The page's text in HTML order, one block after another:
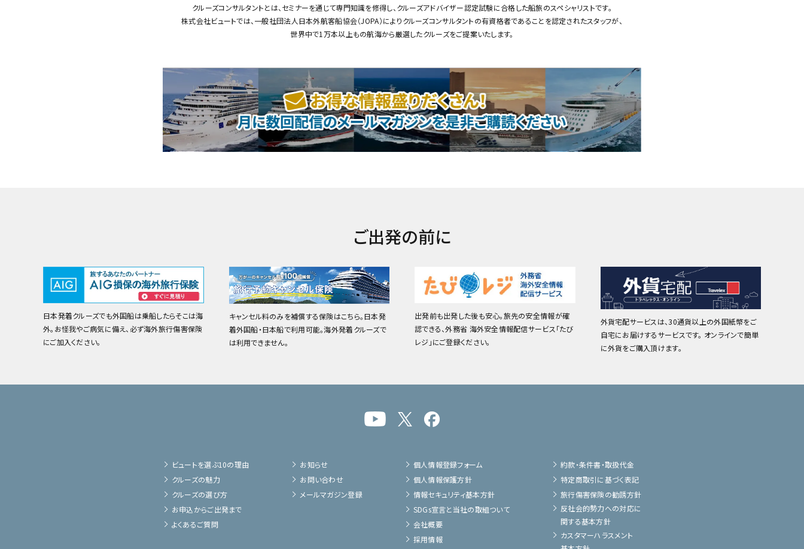
クルーズコンサルタントとは、セミナーを通じて専門知識を修得し、クルーズアドバイザー認定試験に合格した船旅のスペシャリストです。
株式会社ビュートでは、一般社団法人日本外航客船協会（JOPA）によりクルーズコンサルタントの有資格者であることを認定されたスタッフが、
世界中で1万本以上もの航海から厳選したクルーズをご提案いたします。
ご出発の前に
日本発着クルーズでも外国船は乗船したらそこは海
外。お怪我やご病気に備え、必ず海外旅行傷害保険
にご加入ください。
キャンセル料のみを補償する保険はこちら。日本発
着外国船・日本船で利用可能。海外発着クルーズで
は利用できません。
出発前も出発した後も安心。旅先の安全情報が確
認できる、外務省 海外安全情報配信サービス「たび
レジ」にご登録ください。
外貨宅配サービスは、30通貨以上の外国紙幣をご
自宅にお届けするサービスです。 オンラインで簡単
に外貨をご購入頂けます。
ビュートを選ぶ10の理由
クルーズの魅力
クルーズの選び方
お申込からご出発まで
よくあるご質問
お知らせ
お問い合わせ
メールマガジン登録
個人情報登録フォーム
個人情報保護方針
情報セキュリティ基本方針
SDGs宣言と当社の取組ついて
会社概要
採用情報
約款・条件書・取扱代金
特定商取引に基づく表記
旅行傷害保険の勧誘方針
反社会的勢力への対応に
関する基本方針
カスタマーハラスメント